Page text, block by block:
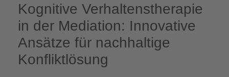
Kognitive Verhaltenstherapie
in der Mediation: Innovative
Ansätze für nachhaltige
Konfliktlösung